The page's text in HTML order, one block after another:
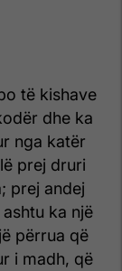
të kishave
dhe ka
nga katër
prej druri
prej andej
ka një
përrua që
i madh, që